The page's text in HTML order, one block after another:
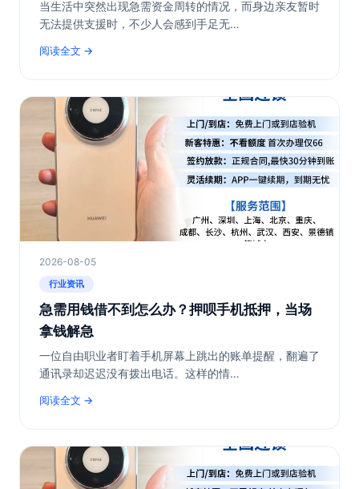
当生活中突然出现急需资金周转的情况，而身边亲友暂时
无法提供支援时，不少人会感到手足无…
阅读全文
2026-08-05
行业资讯
急需用钱借不到怎么办？押呗手机抵押，当场
拿钱解急
一位自由职业者盯着手机屏幕上跳出的账单提醒，翻遍了
通讯录却迟迟没有拨出电话。这样的情…
阅读全文